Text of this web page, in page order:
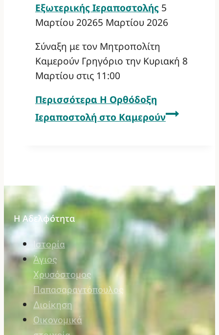
Εξωτερικής Ιεραποστολής 5
Μαρτίου 20265 Μαρτίου 2026
Σύναξη με τον Μητροπολίτη
Καμερούν Γρηγόριο την Κυριακή 8
Μαρτίου στις 11:00
Περισσότερα Η Ορθόδοξη
Ιεραποστολή στο Καμερούν
Η Αδελφότητα
Ιστορία
Άγιος
Χρυσόστομος
Παπασαραντόπουλος
Διοίκηση
Οικονομικά